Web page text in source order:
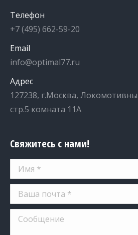
Телефон
+7 (495) 662-59-20
Email
info@optimal77.ru
Адрес
127238, г.Москва,
стр.5 комната 11А
Свяжитесь с нами!
Имя *
Ваша почта *
Сообщение